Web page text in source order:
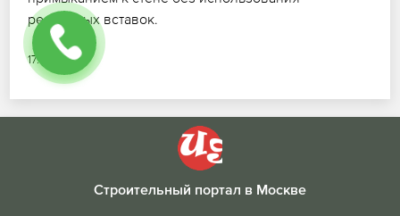
резиновых вставок.
17.07.2026
Строительный портал в Москве